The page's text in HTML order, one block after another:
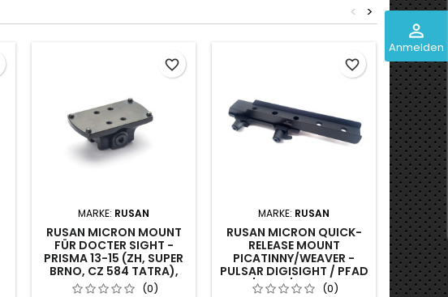
perm_identity
Anmelden
>
<
MARKE: RUSAN
RUSAN MICRON MOUNT
FÜR DOCTER SIGHT -
PRISMA 13-15 (ZH, SUPER
BRNO, CZ 584 TATRA),
SCHRAUBE(0)
favorite_border
MARKE: RUSAN
RUSAN MICRON QUICK-
RELEASE MOUNT
PICATINNY/WEAVER -
PULSAR DIGISIGHT / PFAD
/ APEX/ TALION
(0)
favorite_border